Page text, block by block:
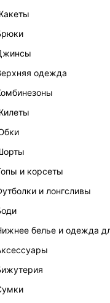
жакеты
брюки
джинсы
верхняя одежда
комбинезоны
жилеты
юбки
шорты
топы и корсеты
футболки и лонгсливы
боди
нижнее белье и одежда
аксессуары
бижутерия
сумки